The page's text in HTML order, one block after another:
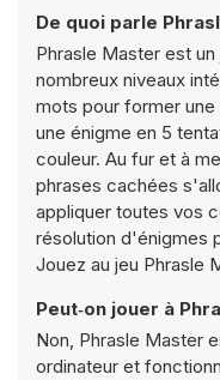
De quoi parle
Phrasle Master est
nombreux niveaux
mots pour former
une énigme en 5
couleur. Au fur et à
phrases cachées
appliquer toutes vos
résolution d'énigmes
Jouez au jeu Phrasle
Peut‑on jouer à
Non, Phrasle Master
ordinateur et